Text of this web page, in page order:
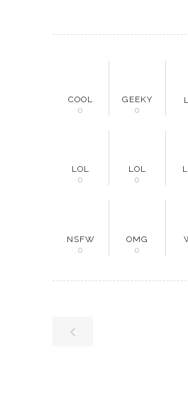
COOL
0
GEEKY
0
LOL
0
LOL
0
NSFW
0
OMG
0